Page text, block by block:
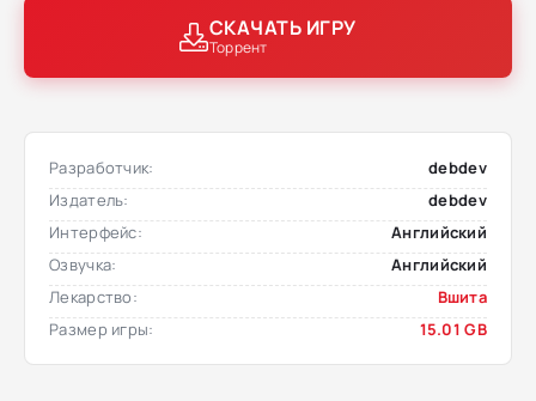
СКАЧАТЬ ИГРУ
Торрент
Разработчик:
debdev
Издатель:
debdev
Интерфейс:
Английский
Озвучка:
Английский
Лекарство:
Вшита
Размер игры:
15.01 GB